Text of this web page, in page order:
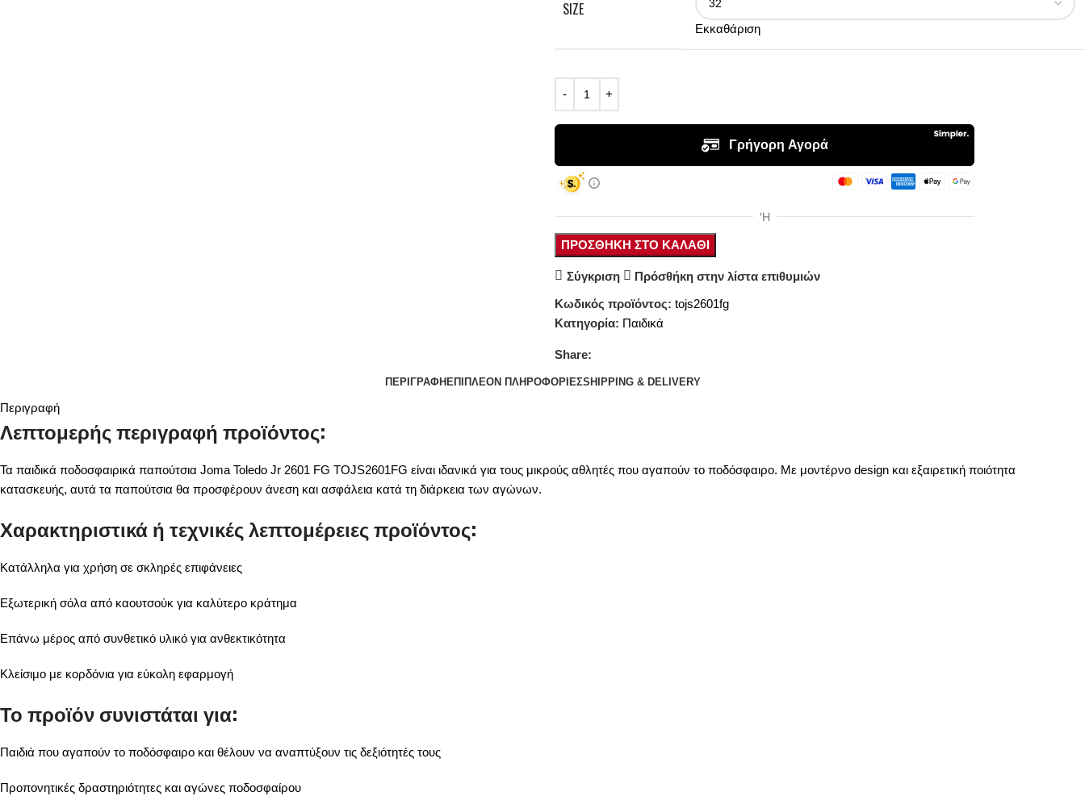
SIZE
Εκκαθάριση
ΠΡΟΣΘΉΚΗ ΣΤΟ ΚΑΛΆΘΙ
Σύγκριση Πρόσθήκη στην λίστα επιθυμιών
Κωδικός προϊόντος: tojs2601fg
Κατηγορία: Παιδικά
Share:
ΠΕΡΙΓΡΑΦΉΕΠΙΠΛΈΟΝ ΠΛΗΡΟΦΟΡΊΕΣSHIPPING & DELIVERY
Περιγραφή
Λεπτομερής περιγραφή προϊόντος:
Τα παιδικά ποδοσφαιρικά παπούτσια Joma Toledo Jr 2601 FG TOJS2601FG είναι ιδανικά για τους μικρούς αθλητές που αγαπούν το ποδόσφαιρο. Με μοντέρνο design και εξαιρετική ποιότητα
κατασκευής, αυτά τα παπούτσια θα προσφέρουν άνεση και ασφάλεια κατά τη διάρκεια των αγώνων.
Χαρακτηριστικά ή τεχνικές λεπτομέρειες προϊόντος:
Κατάλληλα για χρήση σε σκληρές επιφάνειες
Εξωτερική σόλα από καουτσούκ για καλύτερο κράτημα
Επάνω μέρος από συνθετικό υλικό για ανθεκτικότητα
Κλείσιμο με κορδόνια για εύκολη εφαρμογή
Το προϊόν συνιστάται για:
Παιδιά που αγαπούν το ποδόσφαιρο και θέλουν να αναπτύξουν τις δεξιότητές τους
Προπονητικές δραστηριότητες και αγώνες ποδοσφαίρου